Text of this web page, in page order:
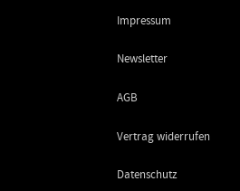
Impressum
Newsletter
AGB
Vertrag widerrufen
Datenschutz